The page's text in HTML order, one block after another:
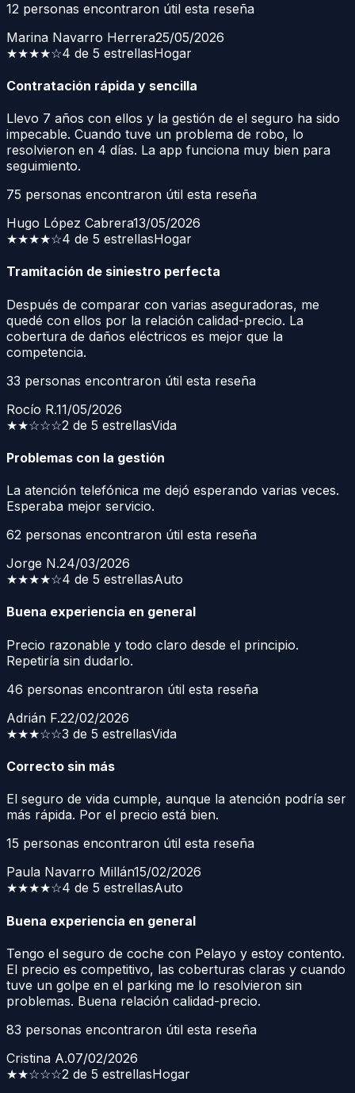
12 personas encontraron útil esta reseña
Marina Navarro Herrera25/05/2026
★★★★☆4 de 5 estrellasHogar
Contratación rápida y sencilla
Llevo 7 años con ellos y la gestión de el seguro ha sido
impecable. Cuando tuve un problema de robo, lo
resolvieron en 4 días. La app funciona muy bien para
seguimiento.
75 personas encontraron útil esta reseña
Hugo López Cabrera13/05/2026
★★★★☆4 de 5 estrellasHogar
Tramitación de siniestro perfecta
Después de comparar con varias aseguradoras, me
quedé con ellos por la relación calidad-precio. La
cobertura de daños eléctricos es mejor que la
competencia.
33 personas encontraron útil esta reseña
Rocío R.11/05/2026
★★☆☆☆2 de 5 estrellasVida
Problemas con la gestión
La atención telefónica me dejó esperando varias veces.
Esperaba mejor servicio.
62 personas encontraron útil esta reseña
Jorge N.24/03/2026
★★★★☆4 de 5 estrellasAuto
Buena experiencia en general
Precio razonable y todo claro desde el principio.
Repetiría sin dudarlo.
46 personas encontraron útil esta reseña
Adrián F.22/02/2026
★★★☆☆3 de 5 estrellasVida
Correcto sin más
El seguro de vida cumple, aunque la atención podría ser
más rápida. Por el precio está bien.
15 personas encontraron útil esta reseña
Paula Navarro Millán15/02/2026
★★★★☆4 de 5 estrellasAuto
Buena experiencia en general
Tengo el seguro de coche con Pelayo y estoy contento.
El precio es competitivo, las coberturas claras y cuando
tuve un golpe en el parking me lo resolvieron sin
problemas. Buena relación calidad-precio.
83 personas encontraron útil esta reseña
Cristina A.07/02/2026
★★☆☆☆2 de 5 estrellasHogar